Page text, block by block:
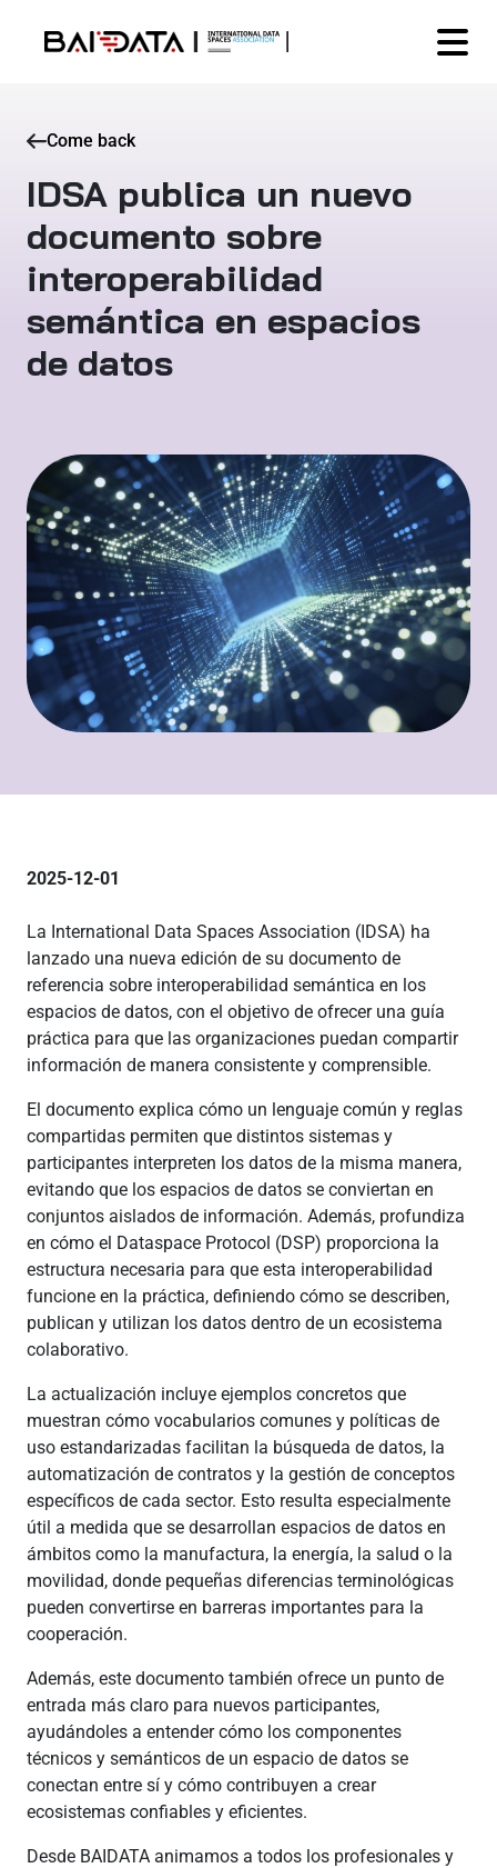
Come back
IDSA publica un nuevo
documento sobre
interoperabilidad
semántica en espacios
de datos
2025-12-01
La International Data Spaces Association (IDSA) ha
lanzado una nueva edición de su documento de
referencia sobre interoperabilidad semántica en los
espacios de datos, con el objetivo de ofrecer una guía
práctica para que las organizaciones puedan compartir
información de manera consistente y comprensible.
El documento explica cómo un lenguaje común y reglas
compartidas permiten que distintos sistemas y
participantes interpreten los datos de la misma manera,
evitando que los espacios de datos se conviertan en
conjuntos aislados de información. Además, profundiza
en cómo el Dataspace Protocol (DSP) proporciona la
estructura necesaria para que esta interoperabilidad
funcione en la práctica, definiendo cómo se describen,
publican y utilizan los datos dentro de un ecosistema
colaborativo.
La actualización incluye ejemplos concretos que
muestran cómo vocabularios comunes y políticas de
uso estandarizadas facilitan la búsqueda de datos, la
automatización de contratos y la gestión de conceptos
específicos de cada sector. Esto resulta especialmente
útil a medida que se desarrollan espacios de datos en
ámbitos como la manufactura, la energía, la salud o la
movilidad, donde pequeñas diferencias terminológicas
pueden convertirse en barreras importantes para la
cooperación.
Además, este documento también ofrece un punto de
entrada más claro para nuevos participantes,
ayudándoles a entender cómo los componentes
técnicos y semánticos de un espacio de datos se
conectan entre sí y cómo contribuyen a crear
ecosistemas confiables y eficientes.
Desde BAIDATA animamos a todos los profesionales y